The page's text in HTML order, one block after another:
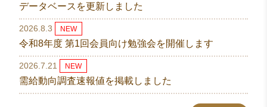
データベースを更新しました
2026.8.3 NEW
令和8年度 第1回会員向け勉強会を開催します
2026.7.21 NEW
需給動向調査速報値を掲載しました